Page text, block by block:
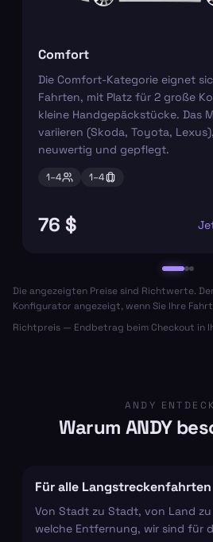
Comfort
Die Comfort-Kategorie eignet
Fahrten, mit Platz für 2 große
kleine Handgepäckstücke. Das
variieren (Skoda, Toyota,
neuwertig und gepflegt.
1–4 1–4
76 $
Die angezeigten Preise sind Richtwerte.
Konfigurator angezeigt, wenn Sie Ihre
Richtpreis — Endbetrag beim Checkout in
ANDY
Warum ANDY
Für alle Langstreckenfahrten
Von Stadt zu Stadt, von Land
welche Entfernung, wir sind für